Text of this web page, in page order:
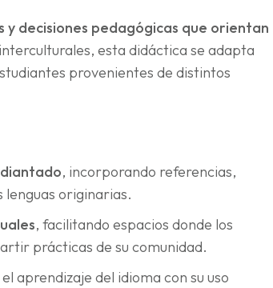
decisiones pedagógicas que orientan
esta didáctica se adapta
provenientes de distintos
, incorporando referencias,
lenguas originarias.
, facilitando espacios donde los
prácticas de su comunidad.
aprendizaje del idioma con su uso